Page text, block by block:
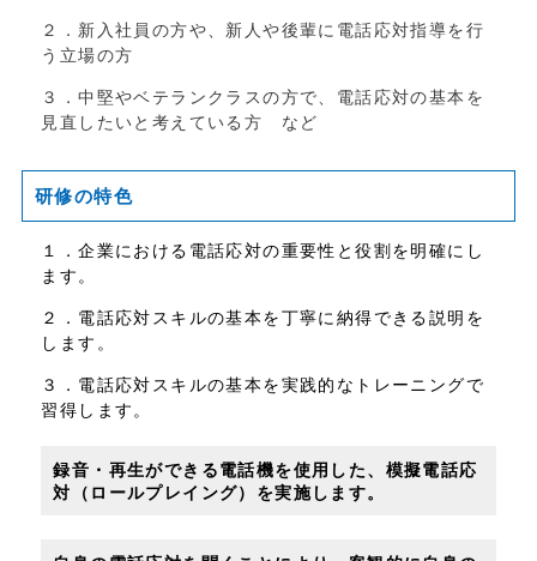
２．新入社員の方や、新人や後輩に電話応対指導を行
う立場の方
３．中堅やベテランクラスの方で、電話応対の基本を
見直したいと考えている方 など
研修の特色
１．企業における電話応対の重要性と役割を明確にし
ます。
２．電話応対スキルの基本を丁寧に納得できる説明を
します。
３．電話応対スキルの基本を実践的なトレーニングで
習得します。
録音・再生ができる電話機を使用した、模擬電話応
対（ロールプレイング）を実施します。